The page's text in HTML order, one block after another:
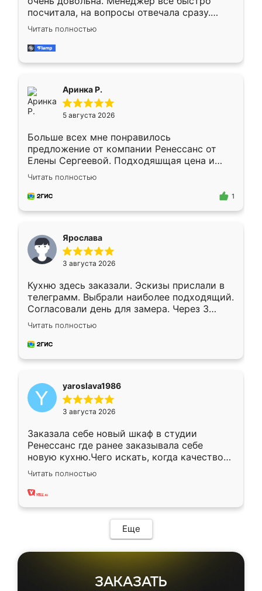
посчитала, на вопросы отвечала сразу.
Замерщик приехал в субботу, подошёл к
делу со всей ответственностью. Собрали
за день, ребята работали аккуратно, даже
Читать полностью
Аринка Р.
5 августа 2026
Больше всех мне понравилось
предложение от компании Ренессанс от
Елены Сергеевой. Подходяшщая цена и
короткие сроки изготовления. Приехавший
для замера сотрудник Владислав
предложил по моему эскизу самый
Читать полностью
1
Ярослава
3 августа 2026
Кухню здесь заказали. Эскизы прислали в
телеграмм. Выбрали наиболее подходящий.
Согласовали день для замера. Через 3
недели кухня была уже готова. Остались
довольны работой. Спасибо Ренессанс
мебель за качественную работу!
Читать полностью
yaroslava1986
3 августа 2026
Заказала себе новый шкаф в студии
Ренессанс где ранее заказывала себе
новую кухню.Чего искать, когда качеством
вполне довольна. Служит кухня уже почти
два года, нареканий нет.
Читать полностью
Еще
ЗАКАЗАТЬ